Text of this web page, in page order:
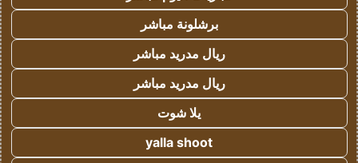
برشلونة مباشر
ريال مدريد مباشر
ريال مدريد مباشر
يلا شوت
yalla shoot